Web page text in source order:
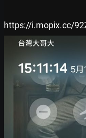
https://i.mopix.cc/